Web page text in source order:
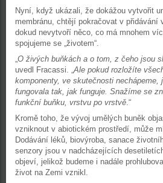
Nyní, když ukázali, že dokážou vytvořit
membránu, chtějí pokračovat v přidávání
dokud nevytvoří něco, co má mnohem
spojujeme se „životem“.
„O živých buňkách a o tom, z čeho jsou
uvedl Fracassi. „Ale pokud rozložíte
komponenty, ve skutečnosti nechápeme,
fungovala tak, jak funguje. Snažíme se
funkční buňku, vrstvu po vrstvě.“
Kromě toho, že vývoj umělých buněk
vzniknout v abiotickém prostředí, může
Dodávání léků, biovýroba, sanace
senzory jsou v nadcházejících
objeví, jelikož budeme i nadále
život na Zemi vznikl.